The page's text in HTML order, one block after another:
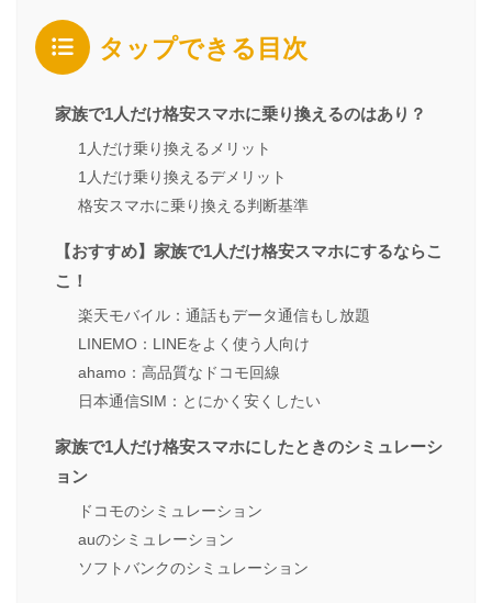
タップできる目次
家族で1人だけ格安スマホに乗り換えるのはあり？
1人だけ乗り換えるメリット
1人だけ乗り換えるデメリット
格安スマホに乗り換える判断基準
【おすすめ】家族で1人だけ格安スマホにするならこ
こ！
楽天モバイル：通話もデータ通信もし放題
LINEMO：LINEをよく使う人向け
ahamo：高品質なドコモ回線
日本通信SIM：とにかく安くしたい
家族で1人だけ格安スマホにしたときのシミュレーシ
ョン
ドコモのシミュレーション
auのシミュレーション
ソフトバンクのシミュレーション